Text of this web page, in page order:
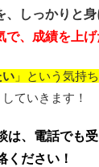
、しっかりと身
で、成績を上げ
い 」という気持ち
ていきます！
、電話でも受
ください！